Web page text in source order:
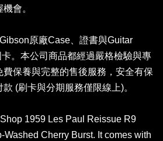
會。
原廠Case、證書與Guitar
。本公司商品都經過嚴格檢驗與專
保養與完整的售後服務，安全有保
(刷卡與分期服務僅限線上)。
1959 Les Paul Reissue R9
Washed Cherry Burst. It comes with